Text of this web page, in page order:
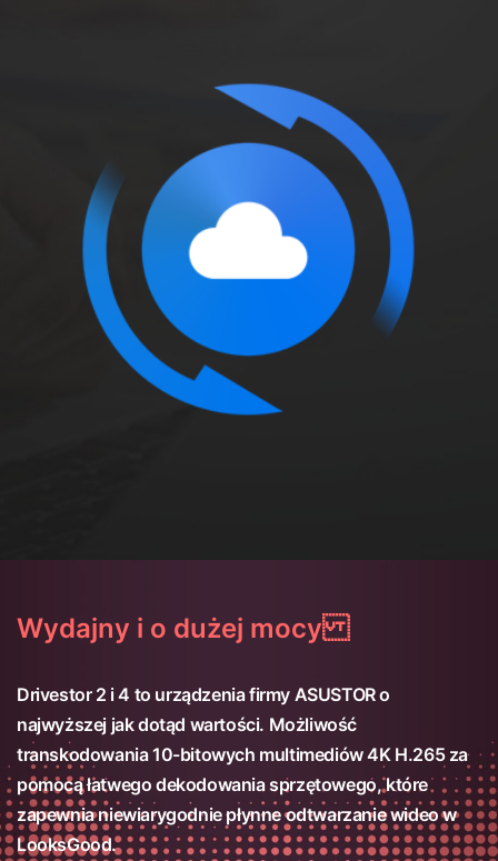
Wydajny i o dużej mocy
Drivestor 2 i 4 to urządzenia firmy ASUSTOR o
najwyższej jak dotąd wartości. Możliwość
transkodowania 10-bitowych multimediów 4K H.265 za
pomocą łatwego dekodowania sprzętowego, które
zapewnia niewiarygodnie płynne odtwarzanie wideo w
LooksGood.